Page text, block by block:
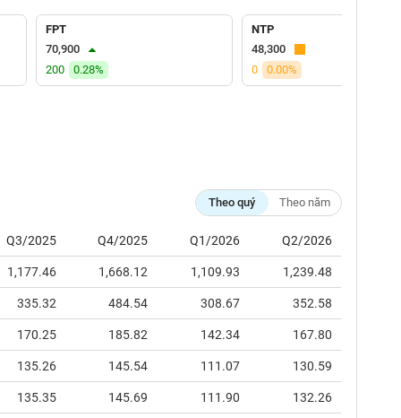
FPT
70,900
200
0.28%
NTP
48,300
0
0.00%
Theo quý Theo năm
Q3/2025 Q4/2025 Q1/2026 Q2/2026
1,177.46 1,668.12 1,109.93 1,239.48
335.32 484.54 308.67 352.58
170.25 185.82 142.34 167.80
135.26 145.54 111.07 130.59
135.35 145.69 111.90 132.26